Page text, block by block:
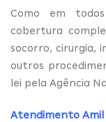
Como em
cobertura
socorro, cirurgia,
outros
lei pela Agência
Atendimento Amil